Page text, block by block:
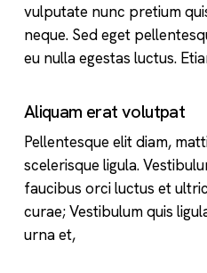
vulputate nunc pretium
neque. Sed eget
eu nulla egestas luctus.
Aliquam erat volutpat
Pellentesque elit diam,
scelerisque ligula.
faucibus orci luctus et
curae; Vestibulum quis
urna et,